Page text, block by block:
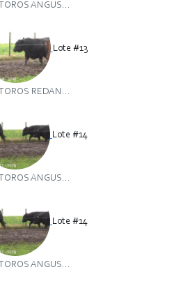
TOROS ANGUS...
Lote #13
TOROS REDAN...
Lote #14
TOROS ANGUS...
Lote #14
TOROS ANGUS...